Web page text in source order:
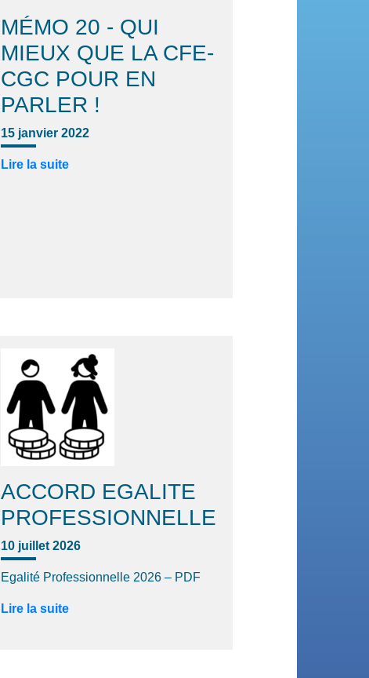
MÉMO 20 - QUI
MIEUX QUE LA CFE-
CGC POUR EN
PARLER !
15 janvier 2022
Lire la suite
ACCORD EGALITE
PROFESSIONNELLE
10 juillet 2026
Egalité Professionnelle 2026 – PDF
Lire la suite